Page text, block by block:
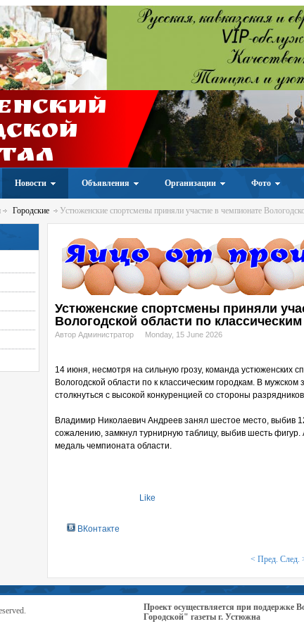
Новости Объявления Организации Фото
Городские Устюженские спортсмены приняли участие в чемпионате
Устюженские спортсмены приняли
Вологодской области по
Автор Администратор Monday, 15 June 2026
14 июня, несмотря на сильную грозу, команда устюженских
Вологодской области по к классическим городкам. В
столкнуться с высокой конкуренцией со стороны
Владимир Николаевич Андреев занял шестое место, выбив
сожалению, замкнул турнирную таблицу, выбив шесть
медаль чемпионата области.
Like
ВКонтакте
< Пред. След.
Проект осуществляется при поддержке
Городской" газеты г. Устюжна